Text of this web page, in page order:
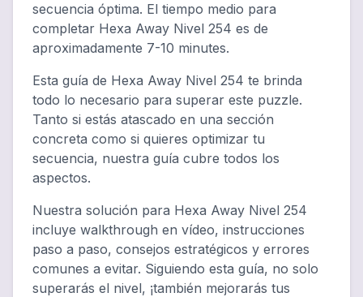
secuencia óptima. El tiempo medio para
completar Hexa Away Nivel 254 es de
aproximadamente 7-10 minutes.
Esta guía de Hexa Away Nivel 254 te brinda
todo lo necesario para superar este puzzle.
Tanto si estás atascado en una sección
concreta como si quieres optimizar tu
secuencia, nuestra guía cubre todos los
aspectos.
Nuestra solución para Hexa Away Nivel 254
incluye walkthrough en vídeo, instrucciones
paso a paso, consejos estratégicos y errores
comunes a evitar. Siguiendo esta guía, no solo
superarás el nivel, ¡también mejorarás tus